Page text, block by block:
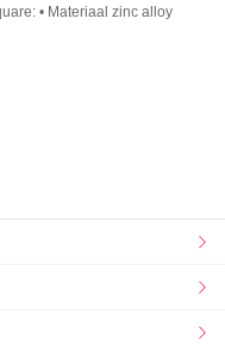
• Materiaal zinc alloy